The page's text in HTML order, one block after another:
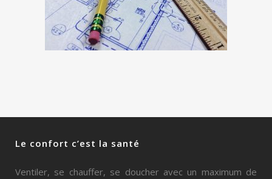
Le confort c’est la santé
Ventiler, se chauffer, se doucher avec un maximum de